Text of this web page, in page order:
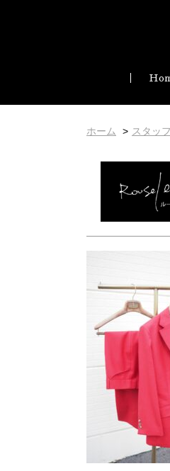
ホーム スタッ